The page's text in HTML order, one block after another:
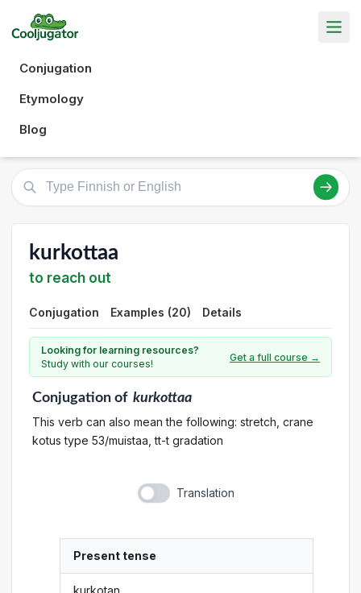
Conjugation
Etymology
Blog
kurkottaa
to reach out
Conjugation Examples (20) Details
Looking for learning resources?
Study with our courses!
Get a full course →
Conjugationof kurkottaa
This verb can also mean the following: stretch, crane
kotus type 53/muistaa, tt-t gradation
Translation
Present tense
kurkotan